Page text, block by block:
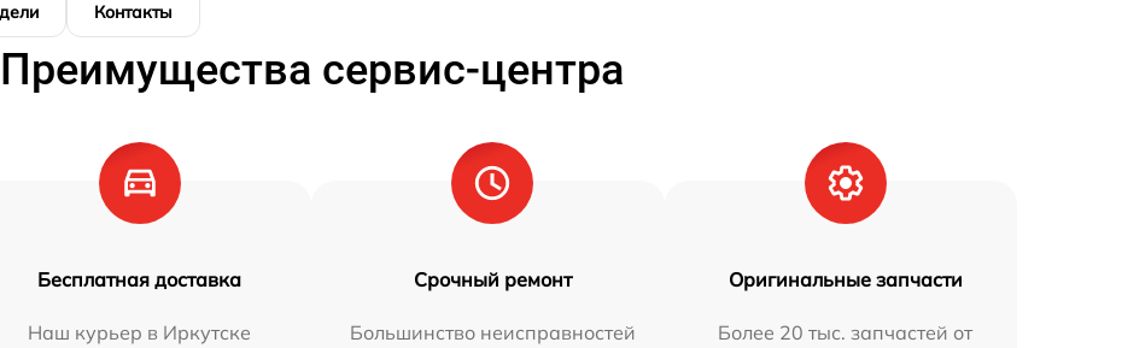
Контакты
Преимущества сервис-центра
Бесплатная доставка
Наш курьер в Иркутске
Срочный ремонт
Большинство неисправностей
Оригинальные запчасти
Более 20 тыс. запчастей от